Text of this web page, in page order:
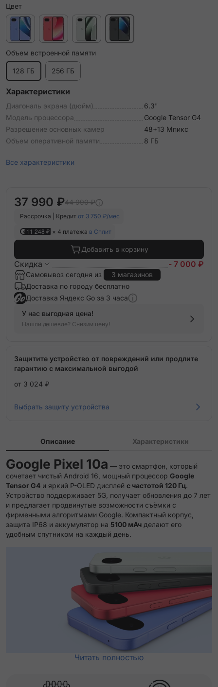
Цвет
Объем встроенной памяти
128 ГБ 256 ГБ
Характеристики
Диагональ экрана (дюйм)
6.3"
Модель процессора
Google Tensor G4
Разрешение основных камер
48+13 Мпикс
Объем оперативной памяти
8 ГБ
Все характеристики
37 990 ₽44 990 ₽
Рассрочка | Кредит от 3 750 ₽/мес
11 248 ₽ × 4 платежа в Сплит
Добавить в корзину
Скидка - 7 000 ₽
Самовывоз сегодня из
3 магазинов
Доставка по городу бесплатно
Доставка Яндекс Go за 3 часа
У нас выгодная цена!
Нашли дешевле? Снизим цену!
Защитите устройство от повреждений или продлите
гарантию с максимальной выгодой
от 3 024 ₽
Выбрать защиту устройства
Описание Характеристики
Google Pixel 10a — это смартфон, который
сочетает чистый Android 16, мощный процессор Google
Tensor G4 и яркий P-OLED дисплей с частотой 120 Гц.
Устройство поддерживает 5G, получает обновления до 7 лет
и предлагает продвинутые возможности съёмки с
фирменными алгоритмами Google. Компактный корпус,
защита IP68 и аккумулятор на 5100 мАч делают его
удобным спутником на каждый день.
Читать полностью